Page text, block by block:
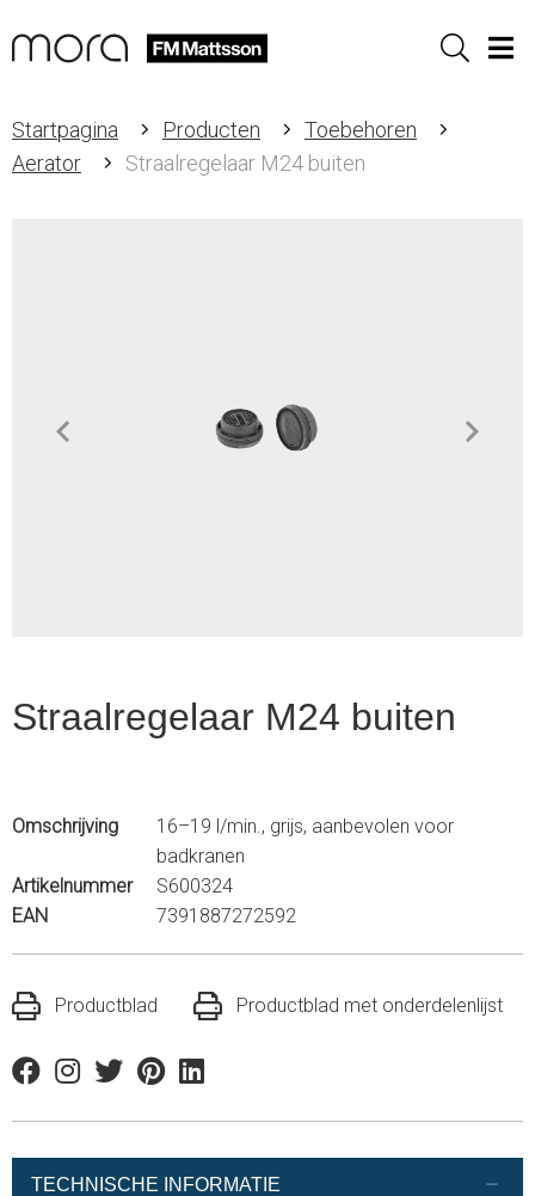
Sök
Startpagina Producten
Toebehoren
Aerator
Straalregelaar M24 buiten
Straalregelaar M24 buiten
Omschrijving
16–19 l/min., grijs, aanbevolen voor
badkranen
Artikelnummer
S600324
EAN
7391887272592
Productblad Productblad met onderdelenlijst
FacebookInstagram
TwitterPinterestLinkedin
TECHNISCHE INFORMATIE